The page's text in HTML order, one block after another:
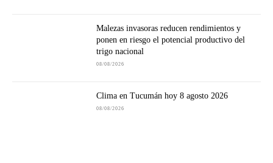
Malezas invasoras reducen rendimientos y
ponen en riesgo el potencial productivo del
trigo nacional
08/08/2026
Clima en Tucumán hoy 8 agosto 2026
08/08/2026